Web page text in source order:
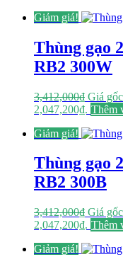
Giảm giá!
Thùng gạo
RB2 300W
3,412,000₫ Giá
2,047,200₫. Thêm
Giảm giá!
Thùng gạo
RB2 300B
3,412,000₫ Giá
2,047,200₫. Thêm
Giảm giá!